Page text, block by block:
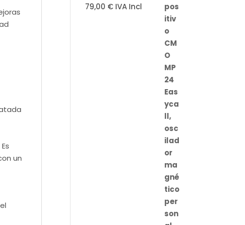
un
79,00 € IVA Incl